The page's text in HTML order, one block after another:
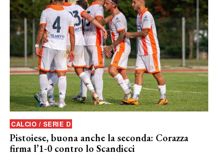
CALCIO / SERIE D
Pistoiese, buona anche la seconda: Corazza
firma l’1-0 contro lo Scandicci